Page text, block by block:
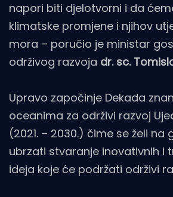
napori biti djelotvorni i da
klimatske promjene i njihov
mora – poručio je ministar
održivog razvoja dr. sc.
Upravo započinje Dekada
oceanima za održivi razvoj
(2021. – 2030.) čime se želi na
ubrzati stvaranje inovativnih i
ideja koje će podržati održivi